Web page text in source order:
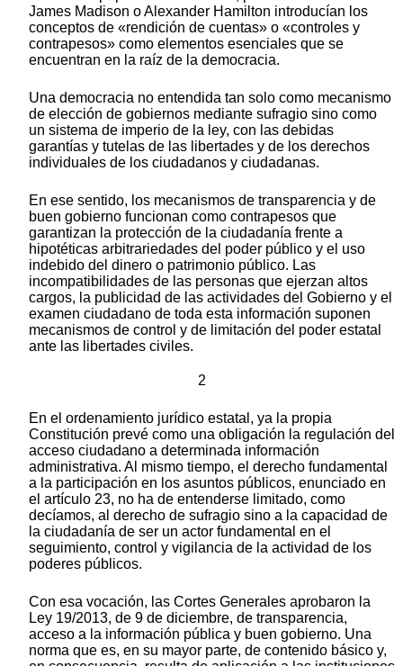
James Madison o Alexander Hamilton introducían los
conceptos de «rendición de cuentas» o «controles y
contrapesos» como elementos esenciales que se
encuentran en la raíz de la democracia.
Una democracia no entendida tan solo como mecanismo
de elección de gobiernos mediante sufragio sino como
un sistema de imperio de la ley, con las debidas
garantías y tutelas de las libertades y de los derechos
individuales de los ciudadanos y ciudadanas.
En ese sentido, los mecanismos de transparencia y de
buen gobierno funcionan como contrapesos que
garantizan la protección de la ciudadanía frente a
hipotéticas arbitrariedades del poder público y el uso
indebido del dinero o patrimonio público. Las
incompatibilidades de las personas que ejerzan altos
cargos, la publicidad de las actividades del Gobierno y el
examen ciudadano de toda esta información suponen
mecanismos de control y de limitación del poder estatal
ante las libertades civiles.
2
En el ordenamiento jurídico estatal, ya la propia
Constitución prevé como una obligación la regulación del
acceso ciudadano a determinada información
administrativa. Al mismo tiempo, el derecho fundamental
a la participación en los asuntos públicos, enunciado en
el artículo 23, no ha de entenderse limitado, como
decíamos, al derecho de sufragio sino a la capacidad de
la ciudadanía de ser un actor fundamental en el
seguimiento, control y vigilancia de la actividad de los
poderes públicos.
Con esa vocación, las Cortes Generales aprobaron la
Ley 19/2013, de 9 de diciembre, de transparencia,
acceso a la información pública y buen gobierno. Una
norma que es, en su mayor parte, de contenido básico y,